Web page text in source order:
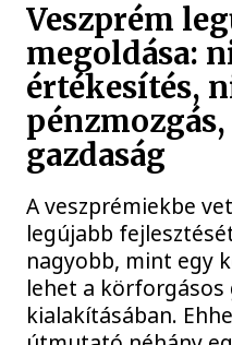
Veszprém
megoldása:
értékesítés,
gazdaság
A veszprémiekbe
legújabb
nagyobb, mint egy
lehet a körforgásos
kialakításában.